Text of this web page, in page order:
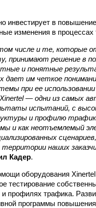
инвестирует в
изменения в
числе и те, которые
принимают решение в
и понятные
дает им четкое
при ее
— одни из самых
испытаний, с
и профилю
и как неотъемлемый
наших
Кадер.
оборудования
тестирование
профилях трафика.
программы